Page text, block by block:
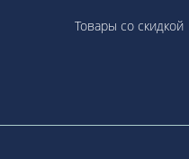
Товары со скидкой